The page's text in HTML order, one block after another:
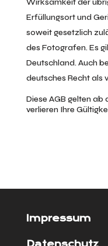
Wirksamkeit der
Erfüllungsort und
soweit gesetzlich
des Fotografen. Es
Deutschland. Auch
deutsches Recht als
Diese AGB gelten ab
verlieren Ihre
Impressum